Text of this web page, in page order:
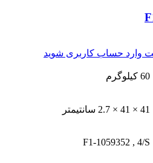
وارد حساب کاربری شوید
60 کیلوگرم
41 × 41 × 2.7 سانتیمتر
F1-1059352 , 4/S